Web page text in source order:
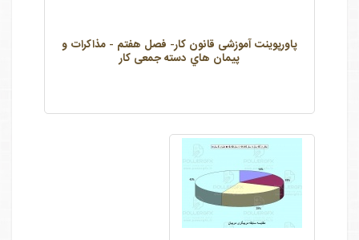
پاورپوینت آموزشی قانون کار- فصل هفتم - مذاکرات و
پیمان هاي دسته جمعی کار